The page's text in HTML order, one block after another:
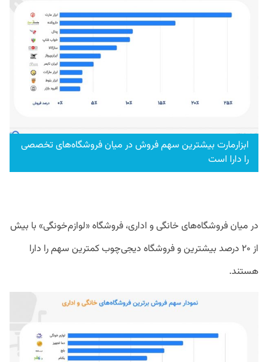
ابزارمارت بیشترین سهم فروش در میان فروشگاه‌های تخصصی
را دارا است
در میان فروشگاه‌های خانگی و اداری، فروشگاه «لوازم‌خونگی» با بیش
از ۲۰ درصد بیشترین و فروشگاه دیجی‌چوب کمترین سهم را دارا
هستند.